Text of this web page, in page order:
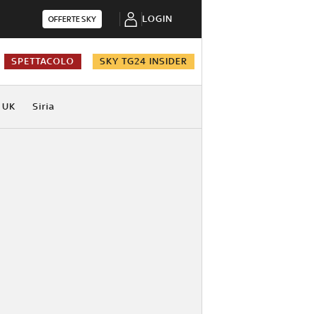
OFFERTE SKY LOGIN
SPETTACOLO SKY TG24 INSIDER
UK Siria